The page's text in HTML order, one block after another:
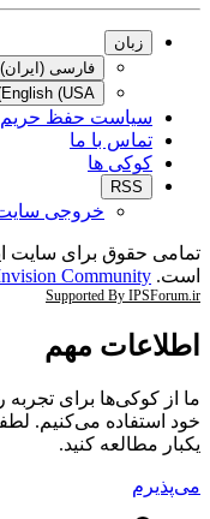
زبان
فارسی
English (USA)
سیاست حفظ
تماس با ما
کوکی ها
RSS
خروجی
است. Community
Supported By IPSForum.ir
اطلاعات مهم
ما از کوکی‌ها برای تجربه
خود استفاده می‌کنیم.
یکبار مطالعه کنید.
می‌پذیرم